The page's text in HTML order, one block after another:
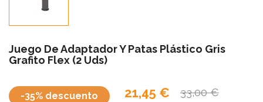
Juego De Adaptador Y Patas Plástico Gris
Grafito Flex (2 Uds)
21,45 € 33,00 €
-35% descuento